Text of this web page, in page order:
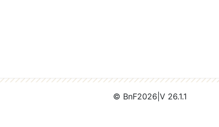
© BnF2026 V 26.1.1